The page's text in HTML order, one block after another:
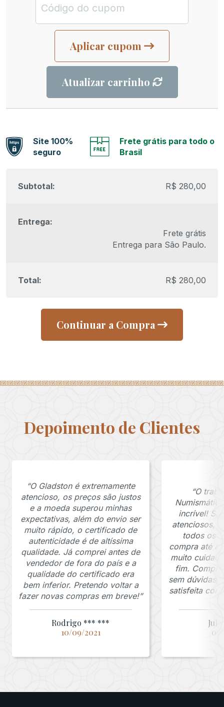
Aplicar cupom
Atualizar carrinho
Site 100%
seguro
Frete grátis para todo o
Brasil
R$ 280,00
Frete grátis
Entrega para São Paulo.
R$ 280,00
Continuar a Compra
Depoimento de Clientes
“O Gladston é extremamente
atencioso, os preços são justos
e a moeda superou minhas
expectativas, além do envio ser
muito rápido, o certificado de
autenticidade é de altíssima
qualidade. Já comprei antes de
vendedor de fora do país e a
qualidade do certificado era
bem inferior. Pretendo voltar a
fazer novas compras em breve!”
Rodrigo *** ***
10/09/2021
“O
incrível!
atenciosos,
todos os
compra até a
muito
fim.
sem dúvidas,
satisfeita com
03/